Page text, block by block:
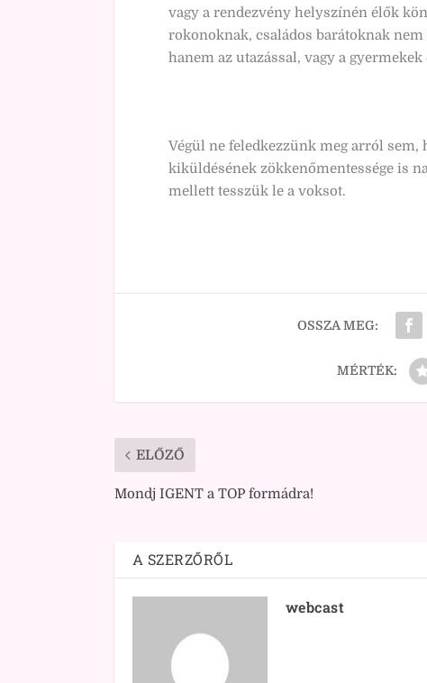
vagy a rendezvény helyszínén élők
rokonoknak, családos barátoknak
hanem az utazással, vagy a
Végül ne feledkezzünk meg arról sem,
kiküldésének zökkenőmentessége is
mellett tesszük le a voksot.
OSSZA MEG:
MÉRTÉK:
ELŐZŐ
Mondj IGENT a TOP formádra!
A SZERZŐRŐL
webcast